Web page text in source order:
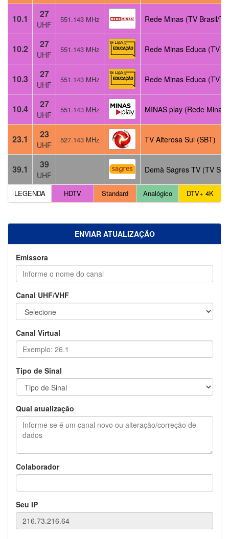
10.1 27
UHF
551.143 MHz Rede Minas (TV Brasil/
10.2 27
UHF
551.143 MHz Rede Minas Educa (TV
10.3 27
UHF
551.143 MHz Rede Minas Educa (TV
10.4 27
UHF
551.143 MHz MINAS play (Rede Minas)
23.1 23
UHF
527.143 MHz TV Alterosa Sul (SBT)
39.1 39
UHF
Demà Sagres TV (TV
LEGENDA HDTV Standard Analógico DTV+ 4K
ENVIAR ATUALIZAÇÃO
Emissora
Canal UHF/VHF
Canal Virtual
Tipo de Sinal
Qual atualização
Colaborador
Seu IP